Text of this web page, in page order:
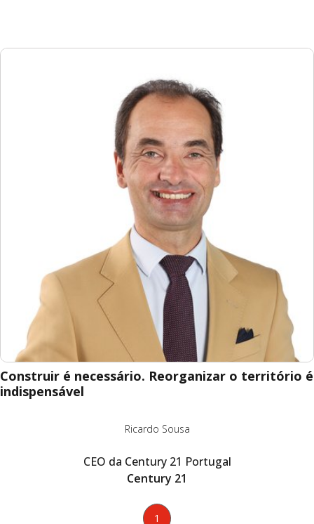
Construir é necessário. Reorganizar o território é
indispensável
Ricardo Sousa
CEO da Century 21 Portugal
Century 21
1